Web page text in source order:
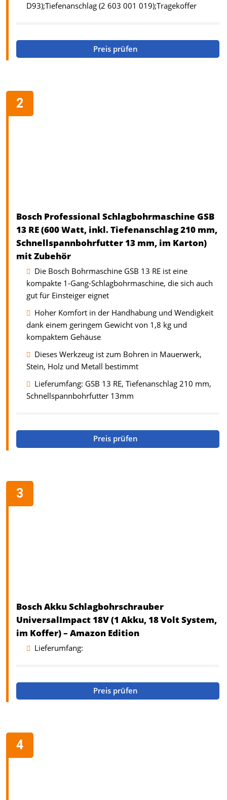
D93);Tiefenanschlag (2 603 001 019);Tragekoffer
Preis prüfen
Bosch Professional Schlagbohrmaschine GSB
13 RE (600 Watt, inkl. Tiefenanschlag 210 mm,
Schnellspannbohrfutter 13 mm, im Karton)
mit Zubehör
Die Bosch Bohrmaschine GSB 13 RE ist eine
kompakte 1-Gang-Schlagbohrmaschine, die sich auch
gut für Einsteiger eignet
Hoher Komfort in der Handhabung und Wendigkeit
dank einem geringem Gewicht von 1,8 kg und
kompaktem Gehäuse
Dieses Werkzeug ist zum Bohren in Mauerwerk,
Stein, Holz und Metall bestimmt
Lieferumfang: GSB 13 RE, Tiefenanschlag 210 mm,
Schnellspannbohrfutter 13mm
Preis prüfen
Bosch Akku Schlagbohrschrauber
UniversalImpact 18V (1 Akku, 18 Volt System,
im Koffer) – Amazon Edition
Lieferumfang:
Preis prüfen